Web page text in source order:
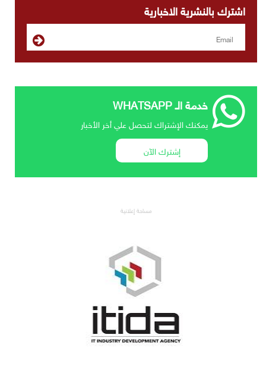
اشترك بالنشرية الاخبارية
خدمة الـ WHATSAPP
يمكنك الإشتراك لتحصل علي أخر الأخبار
إشترك الآن
مساحة إعلانية